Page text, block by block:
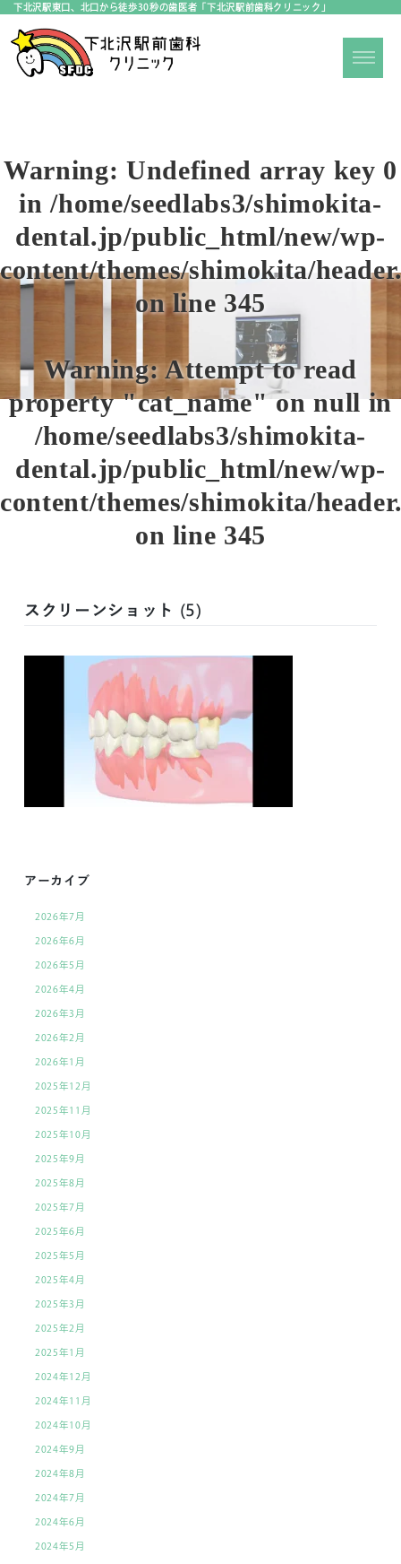
下北沢駅東口、北口から徒歩30秒の歯医者「下北沢駅前歯科クリニック」
Warning: Undefined array key 0
in/home/seedlabs3/shimokita-
dental.jp/public_html/new/wp-
content/themes/shimokita/
on line 345
Warning: Attempt to read
property "cat_name" on null in
/home/seedlabs3/shimokita-
dental.jp/public_html/new/wp-
content/themes/shimokita/
on line 345
スクリーンショット (5)
アーカイブ
2026年7月
2026年6月
2026年5月
2026年4月
2026年3月
2026年2月
2026年1月
2025年12月
2025年11月
2025年10月
2025年9月
2025年8月
2025年7月
2025年6月
2025年5月
2025年4月
2025年3月
2025年2月
2025年1月
2024年12月
2024年11月
2024年10月
2024年9月
2024年8月
2024年7月
2024年6月
2024年5月